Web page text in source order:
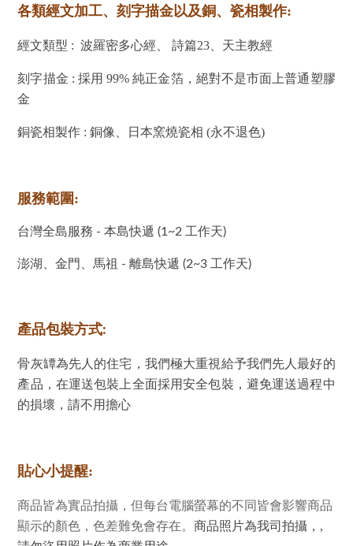
各類經文加工、刻字描金以及銅、瓷相製作:
經文類型 : 波羅密多心經、 詩篇23、天主教經
刻字描金 : 採用 99% 純正金箔，絕對不是市面上普通塑膠
金
銅瓷相製作 : 銅像、日本窯燒瓷相 (永不退色)
服務範圍:
台灣全島服務 - 本島快遞 (1~2 工作天)
澎湖、金門、馬祖 - 離島快遞 (2~3 工作天)
產品包裝方式:
骨灰罈為先人的住宅，我們極大重視給予我們先人最好的
產品，在運送包裝上全面採用安全包裝，避免運送過程中
的損壞，請不用擔心
貼心小提醒:
商品皆為實品拍攝，但每台電腦螢幕的不同皆會影響商品
顯示的顏色，色差難免會存在。 商品照片為我司拍攝，,